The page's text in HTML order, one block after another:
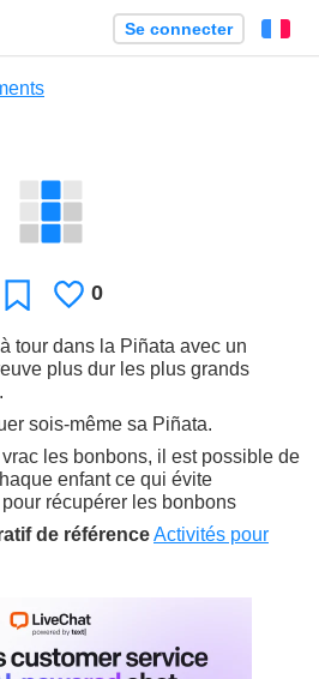
Se connecter
Favori J'aime
0
tour dans la Piñata avec un
plus dur les plus grands
sois-même sa Piñata.
les bonbons, il est possible de
enfant ce qui évite
récupérer les bonbons
de référenceActivités pour